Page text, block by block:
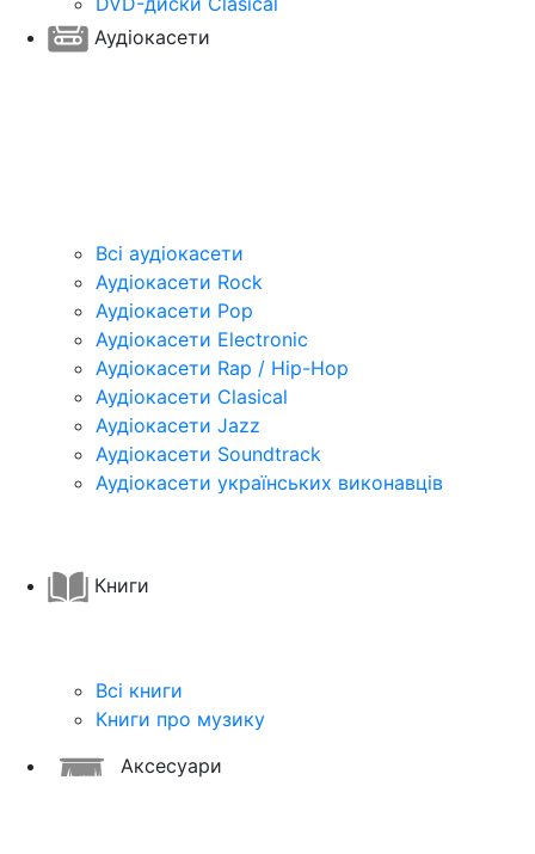
Аудіокасети
Всі аудіокасети
Аудіокасети Rock
Аудіокасети Pop
Аудіокасети Electronic
Аудіокасети Rap / Hip-Hop
Аудіокасети Clasical
Аудіокасети Jazz
Аудіокасети Soundtrack
Аудіокасети українських виконавців
Книги
Всі книги
Книги про музику
Аксесуари